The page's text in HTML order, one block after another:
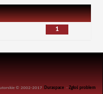
1
© 2002-2017 Duraspace -Zgłoś problem